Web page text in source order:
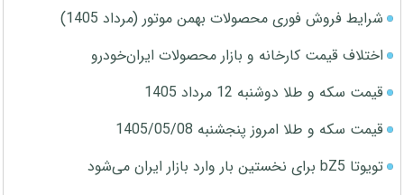
شرایط فروش فوری محصولات بهمن موتور (مرداد 1405)
اختلاف قیمت کارخانه و بازار محصولات ایران‌خودرو
قیمت سکه و طلا دوشنبه 12 مرداد 1405
قیمت سکه و طلا امروز پنجشنبه 1405/05/08
تویوتا bZ5 برای نخستین بار وارد بازار ایران می‌شود